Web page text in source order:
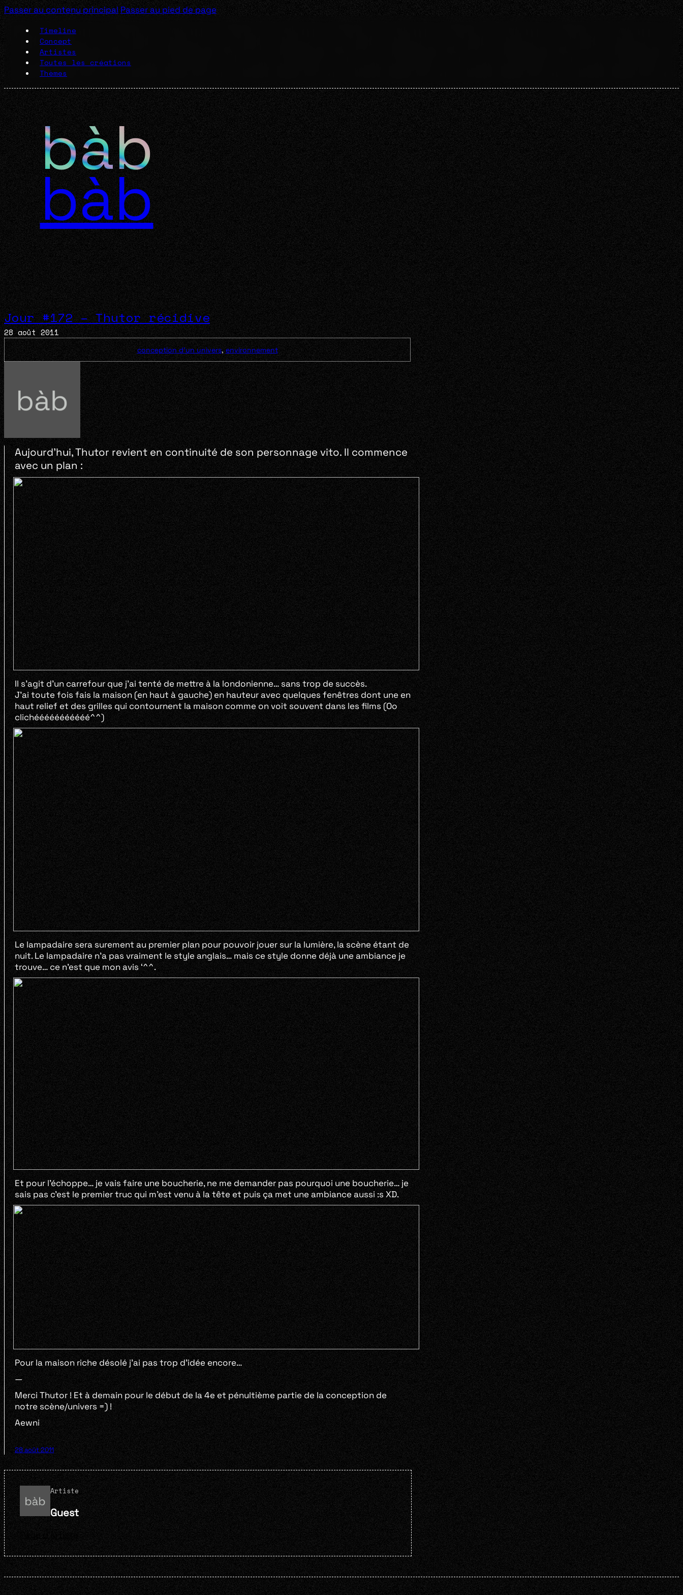
Passer au contenu principal Passer au pied de page
Timeline
Concept
Artistes
Toutes les créations
Thèmes
bàb
Jour #172 – Thutor récidive
28 août 2011
conception d'un univers, environnement
Aujourd’hui, Thutor revient en continuité de son personnage vito. Il commence
avec un plan :
Il s’agit d’un carrefour que j’ai tenté de mettre à la londonienne… sans trop de succès.
J’ai toute fois fais la maison (en haut à gauche) en hauteur avec quelques fenêtres dont une en
haut relief et des grilles qui contournent la maison comme on voit souvent dans les films (Oo
clichééééééééééé^^)
Le lampadaire sera surement au premier plan pour pouvoir jouer sur la lumière, la scène étant de
nuit. Le lampadaire n’a pas vraiment le style anglais… mais ce style donne déjà une ambiance je
trouve… ce n’est que mon avis ‘^^.
Et pour l’échoppe… je vais faire une boucherie, ne me demander pas pourquoi une boucherie… je
sais pas c’est le premier truc qui m’est venu à la tête et puis ça met une ambiance aussi :s XD.
Pour la maison riche désolé j’ai pas trop d’idée encore…
—
Merci Thutor ! Et à demain pour le début de la 4e et pénultième partie de la conception de
notre scène/univers =) !
Aewni
28 août 2011
Artiste
Guest